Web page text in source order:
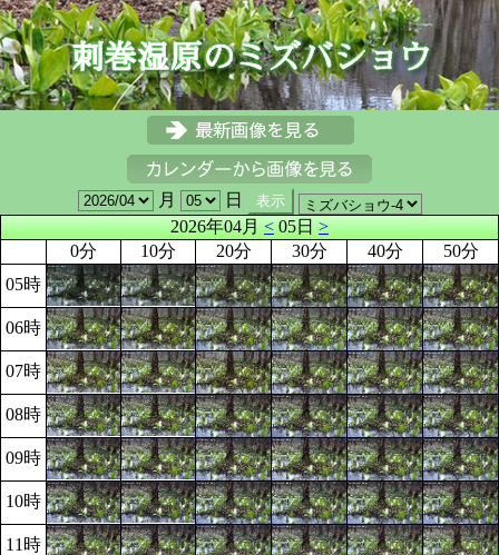
月
日
2026年04月<05日>
0分
10分 20分 30分 40分
50分
05時
06時
07時
08時
09時
10時
11時